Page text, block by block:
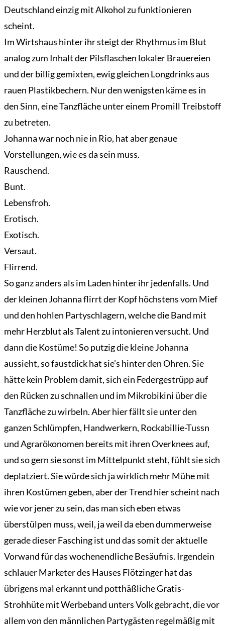
Deutschland einzig mit Alkohol zu funktionieren
scheint.
Im Wirtshaus hinter ihr steigt der Rhythmus im Blut
analog zum Inhalt der Pilsflaschen lokaler Brauereien
und der billig gemixten, ewig gleichen Longdrinks aus
rauen Plastikbechern. Nur den wenigsten käme es in
den Sinn, eine Tanzfläche unter einem Promill Treibstoff
zu betreten.
Johanna war noch nie in Rio, hat aber genaue
Vorstellungen, wie es da sein muss.
Rauschend.
Bunt.
Lebensfroh.
Erotisch.
Exotisch.
Versaut.
Flirrend.
So ganz anders als im Laden hinter ihr jedenfalls. Und
der kleinen Johanna flirrt der Kopf höchstens vom Mief
und den hohlen Partyschlagern, welche die Band mit
mehr Herzblut als Talent zu intonieren versucht. Und
dann die Kostüme! So putzig die kleine Johanna
aussieht, so faustdick hat sie’s hinter den Ohren. Sie
hätte kein Problem damit, sich ein Federgestrüpp auf
den Rücken zu schnallen und im Mikrobikini über die
Tanzfläche zu wirbeln. Aber hier fällt sie unter den
ganzen Schlümpfen, Handwerkern, Rockabillie-Tussn
und Agrarökonomen bereits mit ihren Overknees auf,
und so gern sie sonst im Mittelpunkt steht, fühlt sie sich
deplatziert. Sie würde sich ja wirklich mehr Mühe mit
ihren Kostümen geben, aber der Trend hier scheint nach
wie vor jener zu sein, das man sich eben etwas
überstülpen muss, weil, ja weil da eben dummerweise
gerade dieser Fasching ist und das somit der aktuelle
Vorwand für das wochenendliche Besäufnis. Irgendein
schlauer Marketer des Hauses Flötzinger hat das
übrigens mal erkannt und potthäßliche Gratis-
Strohhüte mit Werbeband unters Volk gebracht, die vor
allem von den männlichen Partygästen regelmäßig mit